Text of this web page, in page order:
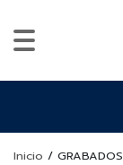
Inicio / GRABADOS